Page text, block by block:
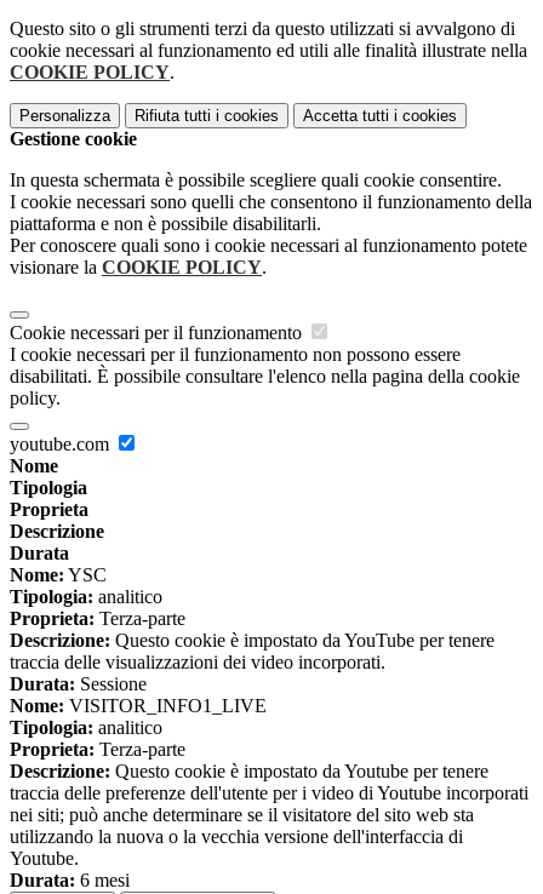
Questo sito o gli strumenti terzi da questo utilizzati si avvalgono di
cookie necessari al funzionamento ed utili alle finalità illustrate nella
COOKIE POLICY.
Personalizza Rifiuta tutti i cookies Accetta tutti i cookies
Gestione cookie
In questa schermata è possibile scegliere quali cookie consentire.
I cookie necessari sono quelli che consentono il funzionamento della
piattaforma e non è possibile disabilitarli.
Per conoscere quali sono i cookie necessari al funzionamento potete
visionare la COOKIE POLICY.
Cookie necessari per il funzionamento
I cookie necessari per il funzionamento non possono essere
disabilitati. È possibile consultare l'elenco nella pagina della cookie
policy.
youtube.com
Nome
Tipologia
Proprieta
Descrizione
Durata
Nome: YSC
Tipologia: analitico
Proprieta: Terza-parte
Descrizione: Questo cookie è impostato da YouTube per tenere
traccia delle visualizzazioni dei video incorporati.
Durata: Sessione
Nome: VISITOR_INFO1_LIVE
Tipologia: analitico
Proprieta: Terza-parte
Descrizione: Questo cookie è impostato da Youtube per tenere
traccia delle preferenze dell'utente per i video di Youtube incorporati
nei siti; può anche determinare se il visitatore del sito web sta
utilizzando la nuova o la vecchia versione dell'interfaccia di
Youtube.
Durata: 6 mesi